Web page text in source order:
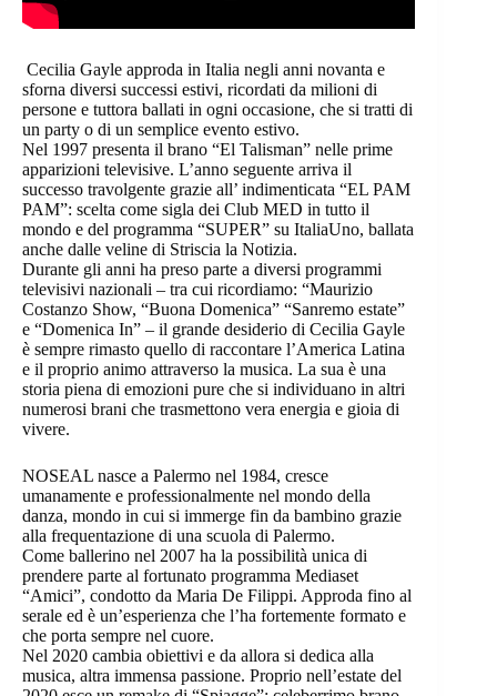
Cecilia Gayle approda in Italia negli anni novanta e
sforna diversi successi estivi, ricordati da milioni di
persone e tuttora ballati in ogni occasione, che si tratti di
un party o di un semplice evento estivo.
Nel 1997 presenta il brano “El Talisman” nelle prime
apparizioni televisive. L’anno seguente arriva il
successo travolgente grazie all’ indimenticata “EL PAM
PAM”: scelta come sigla dei Club MED in tutto il
mondo e del programma “SUPER” su ItaliaUno, ballata
anche dalle veline di Striscia la Notizia.
Durante gli anni ha preso parte a diversi programmi
televisivi nazionali – tra cui ricordiamo: “Maurizio
Costanzo Show, “Buona Domenica” “Sanremo estate”
e “Domenica In” – il grande desiderio di Cecilia Gayle
è sempre rimasto quello di raccontare l’America Latina
e il proprio animo attraverso la musica. La sua è una
storia piena di emozioni pure che si individuano in altri
numerosi brani che trasmettono vera energia e gioia di
vivere.
NOSEAL nasce a Palermo nel 1984, cresce
umanamente e professionalmente nel mondo della
danza, mondo in cui si immerge fin da bambino grazie
alla frequentazione di una scuola di Palermo.
Come ballerino nel 2007 ha la possibilità unica di
prendere parte al fortunato programma Mediaset
“Amici”, condotto da Maria De Filippi. Approda fino al
serale ed è un’esperienza che l’ha fortemente formato e
che porta sempre nel cuore.
Nel 2020 cambia obiettivi e da allora si dedica alla
musica, altra immensa passione. Proprio nell’estate del